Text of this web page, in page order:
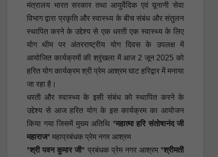
मंत्रालय भारत सरकार तथा आयुर्वेदिक एवं यूनानी सेवा
विभाग द्वारा प्रकृति और स्वास्थ्य के बीच संबंध और संतुलन
स्थापित करने के उद्देश्य से एक धरती एक स्वास्थ्य के लिए
योग थीम पर अंतरराष्ट्रीय योग दिवस के उपलक्ष में
आयोजित कार्यक्रमों की श्रृंखला में आज 2 जून 2025 को
हरित योग कार्यक्रम श्री प्रेम आश्रम घाट हरिद्वार में मनाया
जा रहा है।
धरती और स्वास्थ्य के इसी संबंध को स्थापित करने के
उद्देश्य से आज हरित योग के इस कार्यक्रम का आयोजन
किया गया जिसमें मुख्य अतिथि *महात्मा हरि संतोषानंद जी
महाराज* महाप्रबंधक प्रेम नगर आश्रम
*श्री पवन कुमार जी* प्रबंधक प्रेम नगर आश्रम *श्रीमती